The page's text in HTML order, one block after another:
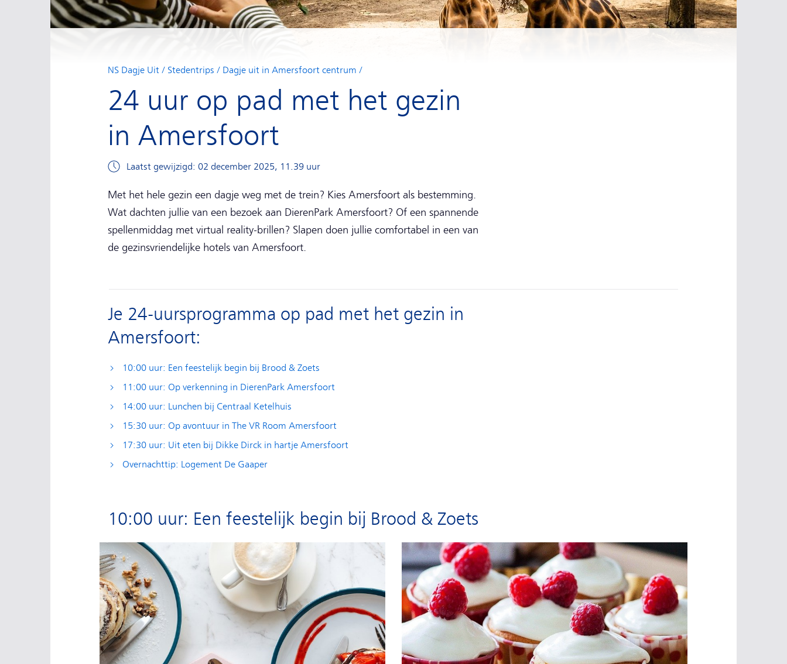
NS Dagje Uit Stedentrips Dagje uit in Amersfoort centrum
24 uur op pad met het gezin
in Amersfoort
Laatst gewijzigd: 02 december 2025, 11.39 uur
Met het hele gezin een dagje weg met de trein? Kies Amersfoort als bestemming.
Wat dachten jullie van een bezoek aan DierenPark Amersfoort? Of een spannende
spellenmiddag met virtual reality-brillen? Slapen doen jullie comfortabel in een van
de gezinsvriendelijke hotels van Amersfoort.
Je 24-uursprogramma op pad met het gezin in
Amersfoort:
10:00 uur: Een feestelijk begin bij Brood & Zoets
11:00 uur: Op verkenning in DierenPark Amersfoort
14:00 uur: Lunchen bij Centraal Ketelhuis
15:30 uur: Op avontuur in The VR Room Amersfoort
17:30 uur: Uit eten bij Dikke Dirck in hartje Amersfoort
Overnachttip: Logement De Gaaper
10:00 uur: Een feestelijk begin bij Brood & Zoets